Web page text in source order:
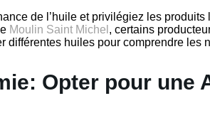
de l’huile et privilégiez les produits
Moulin Saint Michel , certains
différentes huiles pour comprendre les
Opter pour une